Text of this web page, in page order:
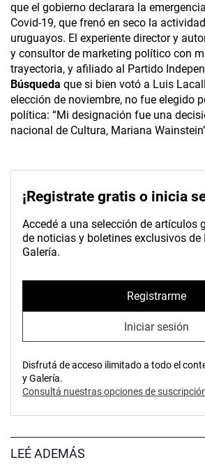
que el gobierno declarara la
Covid-19, que frenó en seco la
uruguayos. El experiente director y
y consultor de marketing político con
trayectoria, y afiliado al Partido
Búsqueda que si bien votó a Luis
elección de noviembre, no fue elegido
política: “Mi designación fue una
nacional de Cultura, Mariana
¡Registrate gratis o inicia
Accedé a una selección de artículos
de noticias y boletines exclusivos de
Galería.
Registrarme
Iniciar sesión
Disfrutá de acceso ilimitado a todo el
y Galería.
Consultá nuestras opciones de
LEÉ ADEMÁS